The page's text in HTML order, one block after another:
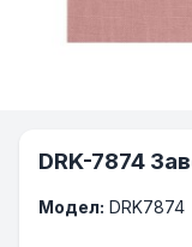
DRK-7874
Модел: DRK7874